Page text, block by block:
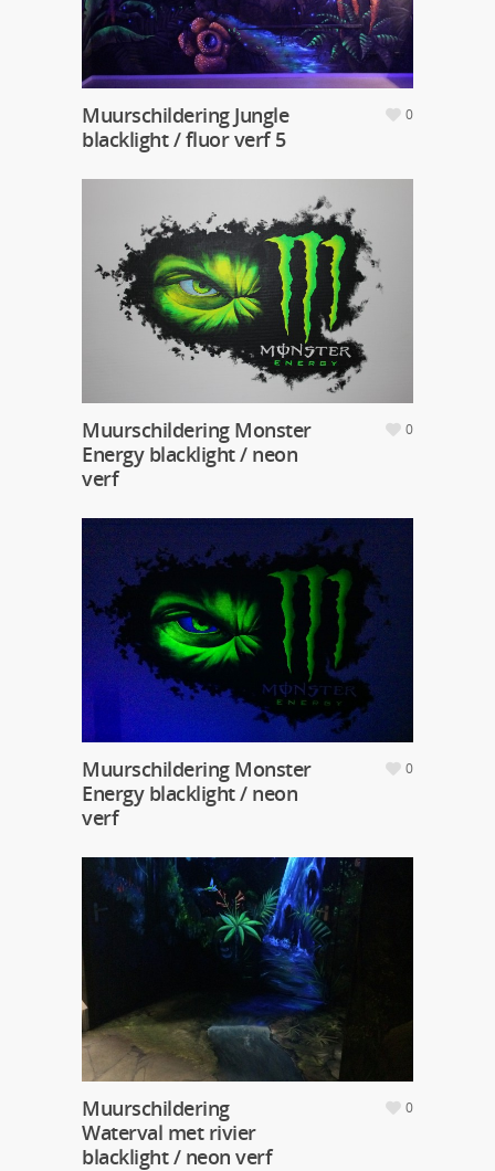
Muurschildering Jungle
blacklight / fluor verf 5
0
Muurschildering Monster
Energy blacklight / neon
verf
0
Muurschildering Monster
Energy blacklight / neon
verf
0
Muurschildering
Waterval met rivier
blacklight / neon verf
0